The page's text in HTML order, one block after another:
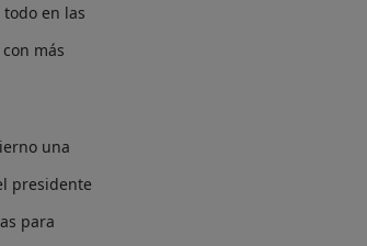
en las
más
una
presidente
para